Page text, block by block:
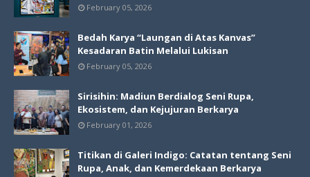
February 05, 2026
Bedah Karya “Laungan di Atas Kanvas”
Kesadaran Batin Melalui Lukisan
February 05, 2026
Sirisihin: Madiun Berdialog Seni Rupa,
Ekosistem, dan Kejujuran Berkarya
February 01, 2026
Titikan di Galeri Indigo: Catatan tentang Seni
Rupa, Anak, dan Kemerdekaan Berkarya